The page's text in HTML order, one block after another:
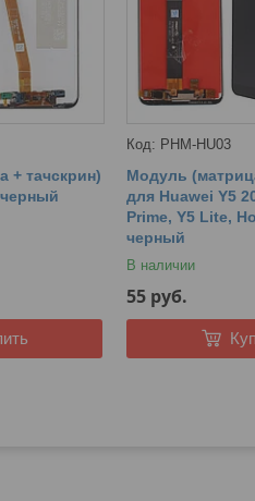
+ тачскрин)
PHM-HU03
Модуль
для Huawei Y5
Prime, Y5 Lite,
черный
В наличии
55 руб.